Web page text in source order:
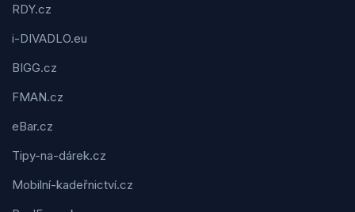
RDY.cz
i-DIVADLO.eu
BIGG.cz
FMAN.cz
eBar.cz
Tipy-na-dárek.cz
Mobilní-kadeřnictví.cz